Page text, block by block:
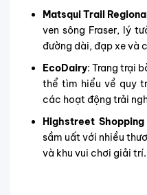
Matsqui Trail
ven sông Fraser, lý
đường dài, đạp xe và
EcoDairy: Trang trại
thể tìm hiểu về quy
các hoạt động trải
Highstreet
sầm uất với nhiều
và khu vui chơi giải trí.